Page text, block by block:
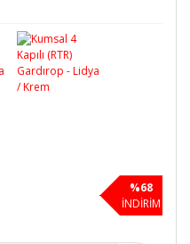
%68
İNDİRİM